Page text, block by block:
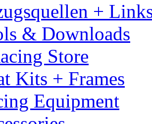
+
& Downloads
Store
Kits + Frames
Equipment